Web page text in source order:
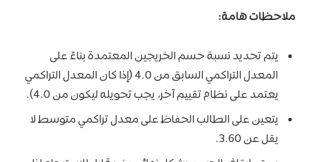
ملاحظات هامة:
يتم تحديد نسبة حسم الخريجين المعتمدة بناءً على
المعدل التراكمي السابق من 4.0 (إذا كان المعدل التراكمي
يعتمد على نظام تقييم آخر، يجب تحويله ليكون من 4.0).
يتعين على الطالب الحفاظ على معدل تراكمي متوسط لا
يقل عن 3.60.